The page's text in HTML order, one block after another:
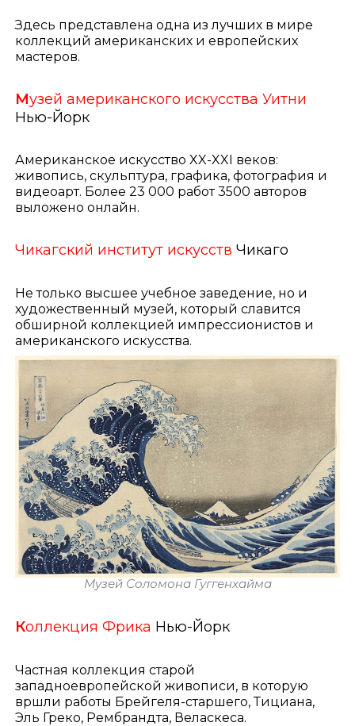
Здесь представлена одна из лучших в мире
коллекций американских и европейских
мастеров.
Музей американского искусства Уитни
Нью-Йорк
Американское искусство XX-XXI веков:
живопись, скульптура, графика, фотография и
видеоарт. Более 23 000 работ 3500 авторов
выложено онлайн.
Чикагский институт искусств Чикаго
Не только высшее учебное заведение, но и
художественный музей, который славится
обширной коллекцией импрессионистов и
американского искусства.
Музей Соломона Гуггенхайма
Коллекция Фрика Нью-Йорк
Частная коллекция старой
западноевропейской живописи, в которую
вршли работы Брейгеля-старшего, Тициана,
Эль Греко, Рембрандта, Веласкеса.